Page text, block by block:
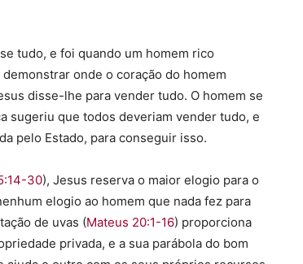
tudo, e foi quando um homem rico
onde o coração do homem
disse-lhe para vender tudo. O homem se
sugeriu que todos deveriam vender tudo, e
pelo Estado, para conseguir isso.
30), Jesus reserva o maior elogio para o
elogio ao homem que nada fez para
de uvas (Mateus 20:1-16) proporciona
privada, e a sua parábola do bom